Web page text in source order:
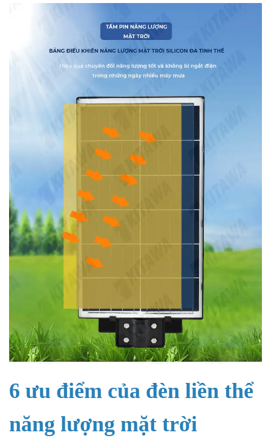
6 ưu điểm của đèn liền thể
năng lượng mặt trời